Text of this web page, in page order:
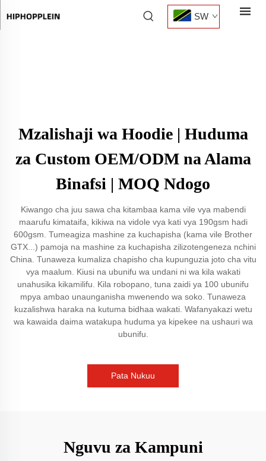
SW
Mzalishaji wa Hoodie | Huduma
za Custom OEM/ODM na Alama
Binafsi | MOQ Ndogo
Kiwango cha juu sawa cha kitambaa kama vile vya mabendi
maarufu kimataifa, kikiwa na vidole vya kati vya 190gsm hadi
600gsm. Tumeagiza mashine za kuchapisha (kama vile Brother
GTX...) pamoja na mashine za kuchapisha zilizotengeneza nchini
China. Tunaweza kumaliza chapisho cha kupunguzia joto cha vitu
vya maalum. Kiusi na ubunifu wa undani ni wa kila wakati
unahusika kikamilifu. Kila robopano, tuna zaidi ya 100 ubunifu
mpya ambao unaunganisha mwenendo wa soko. Tunaweza
kuzalishwa haraka na kutuma bidhaa wakati. Wafanyakazi wetu
wa kawaida daima watakupa huduma ya kipekee na ushauri wa
ubunifu.
Pata Nukuu
Nguvu za Kampuni